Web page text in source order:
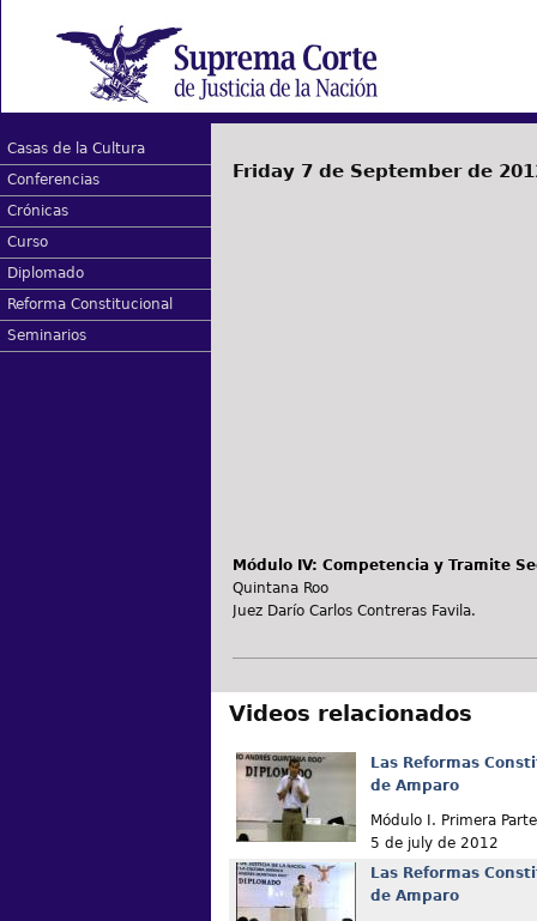
Casas de la Cultura
Conferencias
Crónicas
Curso
Diplomado
Reforma Constitucional
Seminarios
Friday 7 de September de
Módulo IV: Competencia y Tramite
Quintana Roo
Juez Darío Carlos Contreras Favila.
Videos relacionados
Las Reformas
de Amparo
Módulo I. Primera
5 de july de 2012
Las Reformas
de Amparo